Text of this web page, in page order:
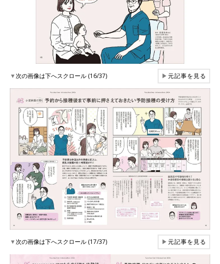
▼次の画像は下へスクロール (16/37) ▶元記事を見る
▼次の画像は下へスクロール (17/37) ▶元記事を見る